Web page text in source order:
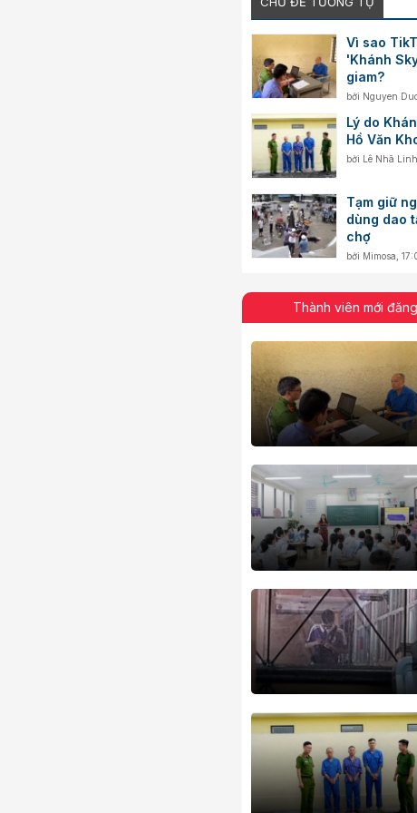
Vì sao
'Khánh
giam?
bởi Nguyen
Lý do
Hồ Văn
bởi Lê Nhã Linh
Tạm giữ
dùng dao
chợ
bởi Mimosa
Thành viên mới đăng